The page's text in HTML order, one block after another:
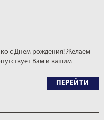
с Днем рождения! Желаем
Вам и вашим
ПЕРЕЙТИ